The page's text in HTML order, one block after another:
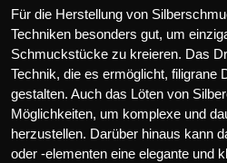
Für die Herstellung von
Techniken besonders gut, um
Schmuckstücke zu kreieren. Das
Technik, die es ermöglicht, filigrane
gestalten. Auch das Löten von
Möglichkeiten, um komplexe und
herzustellen. Darüber hinaus kann
oder -elementen eine elegante und